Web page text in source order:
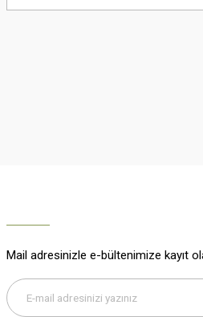
yetersiz gördüğünüz noktaları öneri
Mail adresinizle e-bültenimize kayıt